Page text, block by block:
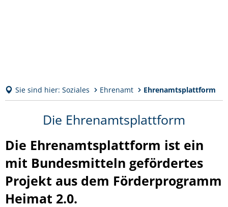
Sie sind hier: Soziales Ehrenamt Ehrenamtsplattform
Ehrenamtsplattform
Die Ehrenamtsplattform
Die Ehrenamtsplattform ist ein
mit Bundesmitteln gefördertes
Projekt aus dem Förderprogramm
Heimat 2.0.